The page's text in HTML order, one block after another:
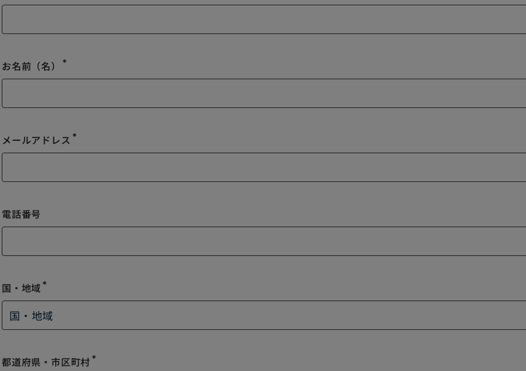
お名前（名） emergency
メールアドレス emergency
電話番号
国・地域
国・地域 emergency
都道府県・市区町村 emergency